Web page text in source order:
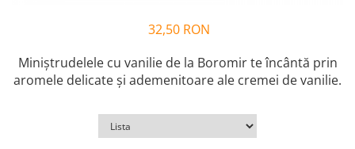
Prajituri artizanale
Fursecuri cu unt
32,50 RON
Miniștrudelele cu vanilie de la Boromir te încântă prin
aromele delicate și ademenitoare ale cremei de vanilie.